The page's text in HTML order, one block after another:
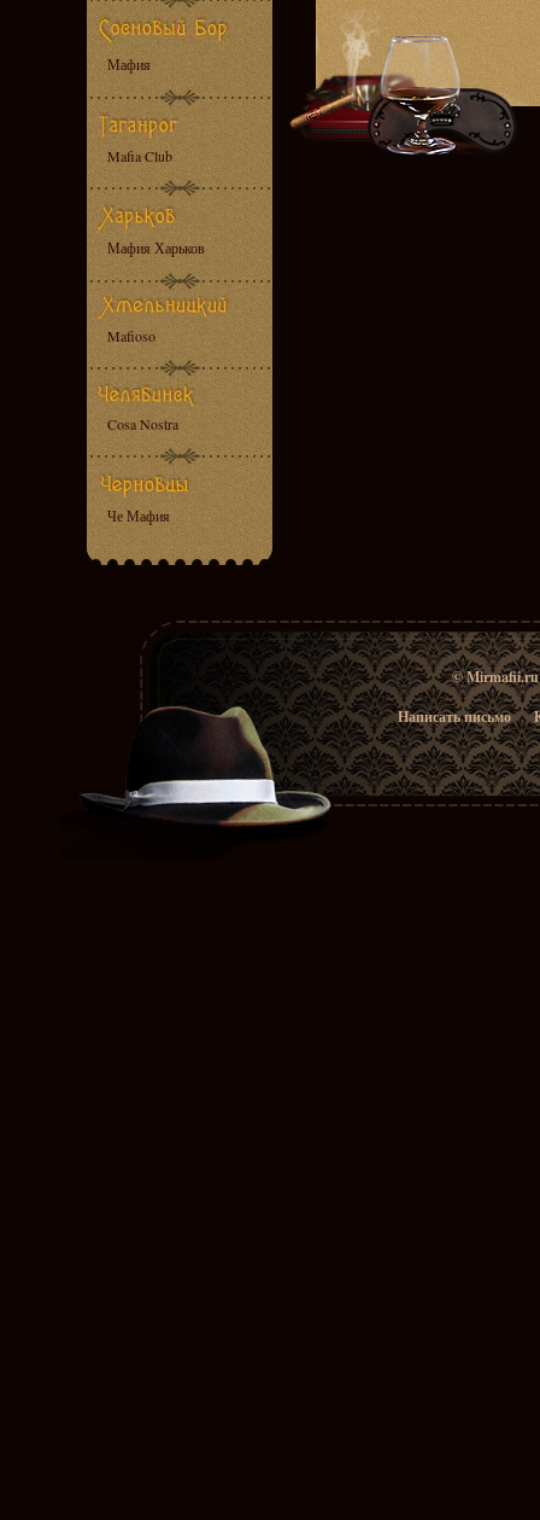
Мафия
Mafia Club
Мафия Харьков
Mafioso
Cosa Nostra
Че Мафия
© Mirmafii.ru
Написать письмо